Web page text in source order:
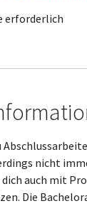
erforderlich
nicht
auch mit
Die